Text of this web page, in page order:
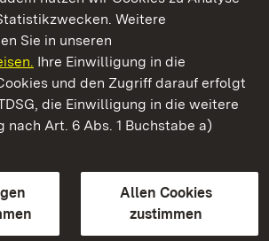
Weitere
Sie in unseren
Ihre Einwilligung in die
und den Zugriff darauf erfolgt
die Einwilligung in die weitere
nach Art. 6 Abs. 1 Buchstabe a)
Allen Cookies
zustimmen
Gärten Baden‑Württemberg
und Gärten Baden-Württemberg
Leichte Sprache
Seiten)